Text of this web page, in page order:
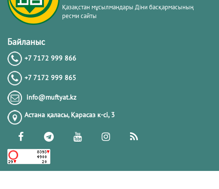
20.02.2026
20.02.2026
РАМАЗАН – РАХЫМ, КЕШІРІМ ЖӘНЕ
ТОЗАҚТАН ҚҰТЫЛУ АЙЫ
19.02.2026 7440
РАМАЗАН ҚАРСАҢЫНДАҒЫ
Қазақстан мұсылмандары Діни басқармасының
ресми сайты
Байланыс
+7 7172 999 866
+7 7172 999 865
info@muftyat.kz
Астана қаласы, Қарасаз к-сi, 3